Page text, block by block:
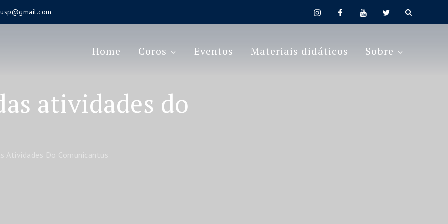
instagramfacebookyoutubetwitter
Home Coros Eventos Materiais didáticos Sobre
atividades do
Atividades Do Comunicantus